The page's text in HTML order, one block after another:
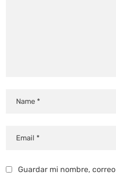
Guardar mi nombre,